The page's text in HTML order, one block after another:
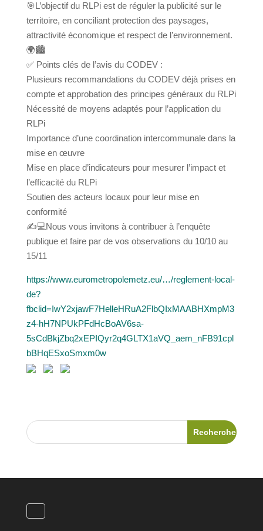
🎯L’objectif du RLPi est de réguler la publicité sur le
territoire, en conciliant protection des paysages,
attractivité économique et respect de l’environnement.
🌍🏙️
✅ Points clés de l’avis du CODEV :
Plusieurs recommandations du CODEV déjà prises en
compte et approbation des principes généraux du RLPi
Nécessité de moyens adaptés pour l’application du
RLPi
Importance d’une coordination intercommunale dans la
mise en œuvre
Mise en place d’indicateurs pour mesurer l’impact et
l’efficacité du RLPi
Soutien des acteurs locaux pour leur mise en
conformité
✍️💻Nous vous invitons à contribuer à l’enquête
publique et faire par de vos observations du 10/10 au
15/11
https://www.eurometropolemetz.eu/…/reglement-local-
de?
fbclid=IwY2xjawF7HelleHRuA2FlbQIxMAABHXmpM3
z4-hH7NPUkPFdHcBoAV6sa-
5sCdBkjZbq2xEPIQyr2q4GLTX1aVQ_aem_nFB91cpl
bBHqESxoSmxm0w